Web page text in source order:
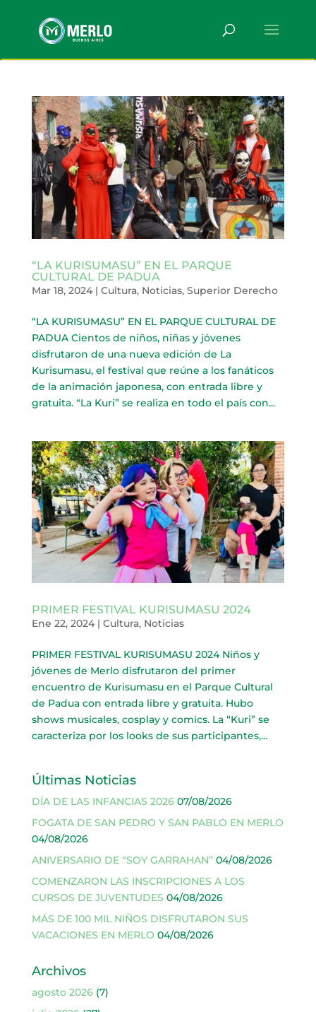
“LA KURISUMASU” EN EL PARQUE
CULTURAL DE PADUA
Mar 18, 2024| Cultura, Noticias, Superior Derecho
“LA KURISUMASU” EN EL PARQUE CULTURAL DE
PADUA Cientos de niños, niñas y jóvenes
disfrutaron de una nueva edición de La
Kurisumasu, el festival que reúne a los fanáticos
de la animación japonesa, con entrada libre y
gratuita. “La Kuri” se realiza en todo el país con...
PRIMER FESTIVAL KURISUMASU 2024
Ene 22, 2024| Cultura, Noticias
PRIMER FESTIVAL KURISUMASU 2024 Niños y
jóvenes de Merlo disfrutaron del primer
encuentro de Kurisumasu en el Parque Cultural
de Padua con entrada libre y gratuita. Hubo
shows musicales, cosplay y comics. La “Kuri” se
caracteriza por los looks de sus participantes,...
Últimas Noticias
DÍA DE LAS INFANCIAS 2026 07/08/2026
FOGATA DE SAN PEDRO Y SAN PABLO EN MERLO
04/08/2026
ANIVERSARIO DE “SOY GARRAHAN” 04/08/2026
COMENZARON LAS INSCRIPCIONES A LOS
CURSOS DE JUVENTUDES 04/08/2026
MÁS DE 100 MIL NIÑOS DISFRUTARON SUS
VACACIONES EN MERLO 04/08/2026
Archivos
agosto 2026(7)